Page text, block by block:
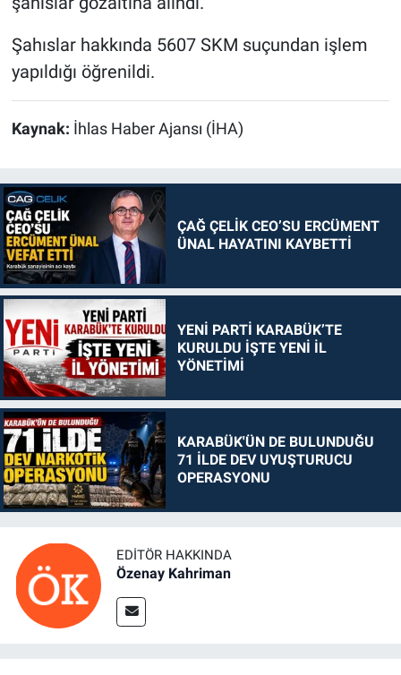
Şahıslar hakkında 5607 SKM suçundan işlem
yapıldığı öğrenildi.
Kaynak: İhlas Haber Ajansı (İHA)
ÇAĞ ÇELİK CEO’SU ERCÜMENT
ÜNAL HAYATINI KAYBETTİ
YENİ PARTİ KARABÜK’TE
KURULDU İŞTE YENİ İL
YÖNETİMİ
KARABÜK'ÜN DE BULUNDUĞU
71 İLDE DEV UYUŞTURUCU
OPERASYONU
EDITÖR HAKKINDA
Özenay Kahriman